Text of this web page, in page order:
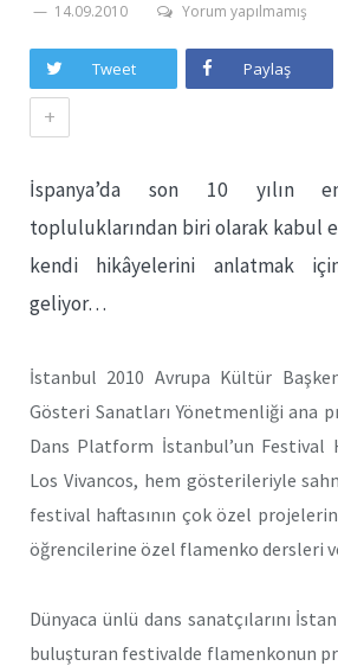
14.09.2010 Yorum yapılmamış
Tweet Paylaş
+
İspanya’da son 10 yılın
topluluklarından biri olarak kabul
kendi hikâyelerini anlatmak
geliyor…
İstanbul 2010 Avrupa Kültür
Gösteri Sanatları Yönetmenliği ana
Dans Platform İstanbul’un Festival
Los Vivancos, hem gösterileriyle
festival haftasının çok özel
öğrencilerine özel flamenko dersleri
Dünyaca ünlü dans sanatçılarını
buluşturan festivalde flamenkonun